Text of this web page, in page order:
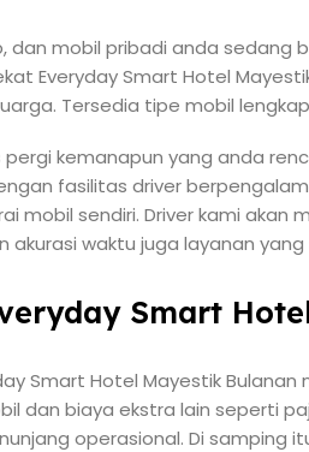
dan mobil pribadi anda sedang
Everyday Smart Hotel
Tersedia tipe mobil
kemanapun yang anda
fasilitas driver
mobil sendiri. Driver kami
waktu juga layanan
Smart
Smart Hotel Mayestik
dan biaya ekstra lain seperti
operasional. Di samping